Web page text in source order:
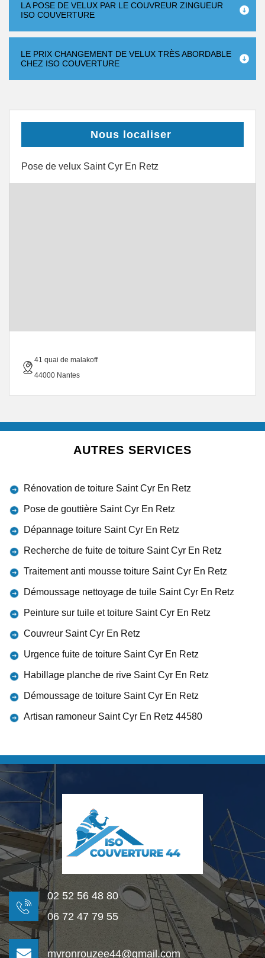
LA POSE DE VELUX PAR LE COUVREUR ZINGUEUR
ISO COUVERTURE
LE PRIX CHANGEMENT DE VELUX TRÈS ABORDABLE
CHEZ ISO COUVERTURE
Nous localiser
Pose de velux Saint Cyr En Retz
41 quai de malakoff
44000 Nantes
AUTRES SERVICES
Rénovation de toiture Saint Cyr En Retz
Pose de gouttière Saint Cyr En Retz
Dépannage toiture Saint Cyr En Retz
Recherche de fuite de toiture Saint Cyr En Retz
Traitement anti mousse toiture Saint Cyr En Retz
Démoussage nettoyage de tuile Saint Cyr En Retz
Peinture sur tuile et toiture Saint Cyr En Retz
Couvreur Saint Cyr En Retz
Urgence fuite de toiture Saint Cyr En Retz
Habillage planche de rive Saint Cyr En Retz
Démoussage de toiture Saint Cyr En Retz
Artisan ramoneur Saint Cyr En Retz 44580
02 52 56 48 80
06 72 47 79 55
myronrouzee44@gmail.com